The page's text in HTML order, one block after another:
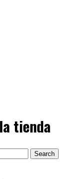
tienda
Search